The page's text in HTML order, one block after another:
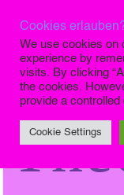
Cookies
We use cookies on
experience by
visits. By clicking
the cookies.
provide a controlled
Cookie Settings